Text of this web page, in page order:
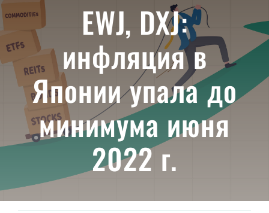
ЧТО ТАКОЕ ETF
ИНВЕСТИЦИИ В ETF
ТЕМАТИЧЕСКИЕ ETF
АКТУАЛЬНЫЕ
О ПРОЕКТЕ
EWJ, DXJ:
инфляция в
Японии упала до
минимума июня
2022 г.